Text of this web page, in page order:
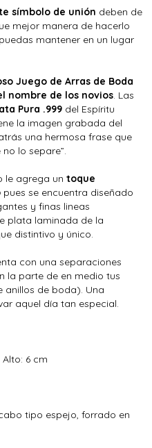
símbolo de unión deben de
mejor manera de hacerlo
mantener en un lugar
Juego de Arras de Boda
nombre de los novios. Las
Pura .999 del Espíritu
la imagen grabada del
una hermosa frase que
lo separe”.
le agrega un toque
pues se encuentra diseñado
y finas lineas
plata laminada de la
distintivo y único.
con una separaciones
la parte de en medio tus
anillos de boda). Una
aquel día tan especial.
6 cm
tipo espejo, forrado en